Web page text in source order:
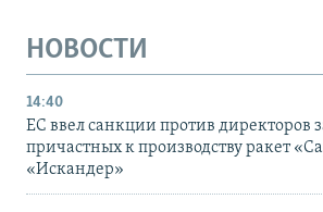
НОВОСТИ
14:40
ЕС ввел санкции против директоров
причастных к производству ракет
«Искандер»